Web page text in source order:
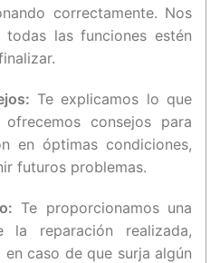
correctamente. Nos
todas las funciones estén
Te explicamos lo que
consejos para
en óptimas condiciones,
futuros problemas.
Te proporcionamos una
la reparación realizada,
caso de que surja algún